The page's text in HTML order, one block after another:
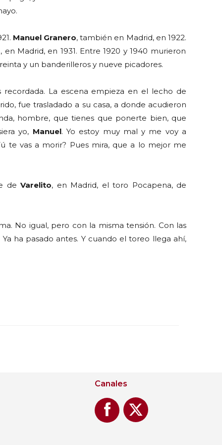
Manuel Granero, también en Madrid, en 1922.
, en Madrid, en 1931. Entre 1920 y 1940 murieron
y un banderilleros y nueve picadores.
La escena empieza en el lecho de
fue trasladado a su casa, a donde acudieron
hombre, que tienes que ponerte bien, que
yo, Manuel. Yo estoy muy mal y me voy a
te vas a morir? Pues mira, que a lo mejor me
deVarelito, en Madrid, el toro Pocapena, de
No igual, pero con la misma tensión. Con las
ha pasado antes. Y cuando el toreo llega ahí,
Canales